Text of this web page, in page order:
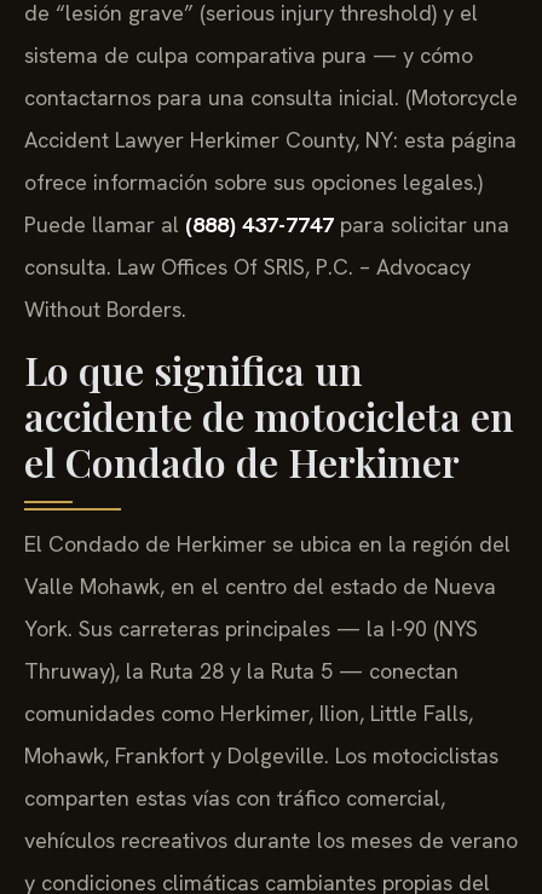
de “lesión grave” (serious injury threshold) y el
sistema de culpa comparativa pura — y cómo
contactarnos para una consulta inicial. (Motorcycle
Accident Lawyer Herkimer County, NY: esta página
ofrece información sobre sus opciones legales.)
Puede llamar al (888) 437-7747 para solicitar una
consulta. Law Offices Of SRIS, P.C. – Advocacy
Without Borders.
Lo que significa un
accidente de motocicleta en
el Condado de Herkimer
El Condado de Herkimer se ubica en la región del
Valle Mohawk, en el centro del estado de Nueva
York. Sus carreteras principales — la I-90 (NYS
Thruway), la Ruta 28 y la Ruta 5 — conectan
comunidades como Herkimer, Ilion, Little Falls,
Mohawk, Frankfort y Dolgeville. Los motociclistas
comparten estas vías con tráfico comercial,
vehículos recreativos durante los meses de verano
y condiciones climáticas cambiantes propias del